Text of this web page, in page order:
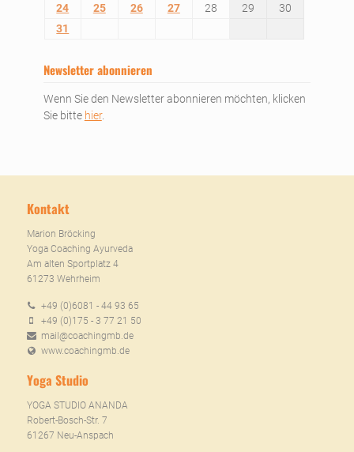
24
25 26 27 28 29
30
31
Newsletter abonnieren
Wenn Sie den Newsletter abonnieren möchten, klicken
Sie bitte hier.
Kontakt
Marion Bröcking
Yoga Coaching Ayurveda
Am alten Sportplatz 4
61273 Wehrheim
+49 (0)6081 - 44 93 65
+49 (0)175 - 3 77 21 50
mail@coachingmb.de
www.coachingmb.de
Yoga Studio
YOGA STUDIO ANANDA
Robert-Bosch-Str. 7
61267 Neu-Anspach